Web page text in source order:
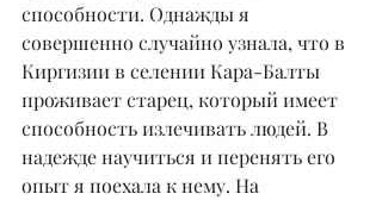
способности. Однажды я
совершенно случайно узнала, что в
Киргизии в селении Кара-Балты
проживает старец, который имеет
способность излечивать людей. В
надежде научиться и перенять его
опыт я поехала к нему. На